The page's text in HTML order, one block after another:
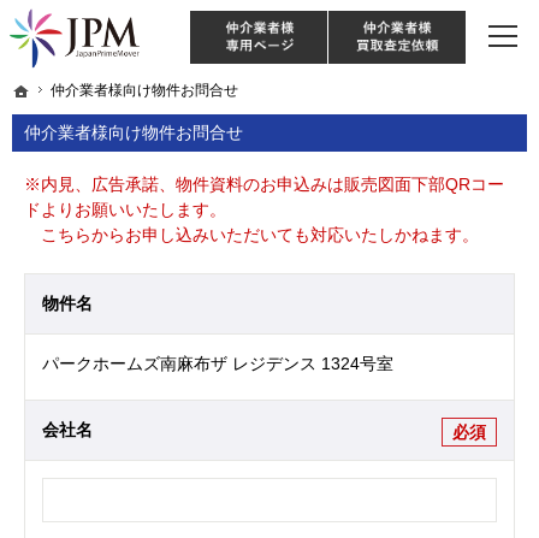
ホーム
仲介業者様向け物件お問合せ
仲介業者様向け物件お問合せ
東京・神奈川・埼玉・千葉のリノベーション住宅や中古マンションを手がける会
【物件買取強化中！】リノベーション住宅・不動産・中古マンションならJPM
※内見、広告承諾、物件資料のお申込みは販売図面下部QRコー
ドよりお願いいたします。
こちらからお申し込みいただいても対応いたしかねます。
物件名
パークホームズ南麻布ザ レジデンス 1324号室
会社名 必須
ホーム
仲介業者様向け物件お問合せ